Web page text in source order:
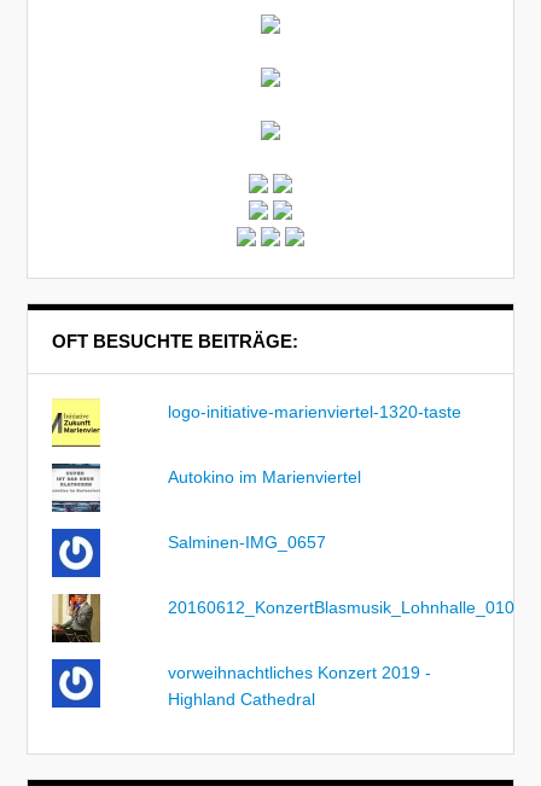
OFT BESUCHTE BEITRÄGE:
logo-initiative-marienviertel-1320-taste
Autokino im Marienviertel
Salminen-IMG_0657
20160612_KonzertBlasmusik_Lohnhalle_010
vorweihnachtliches Konzert 2019 -
Highland Cathedral